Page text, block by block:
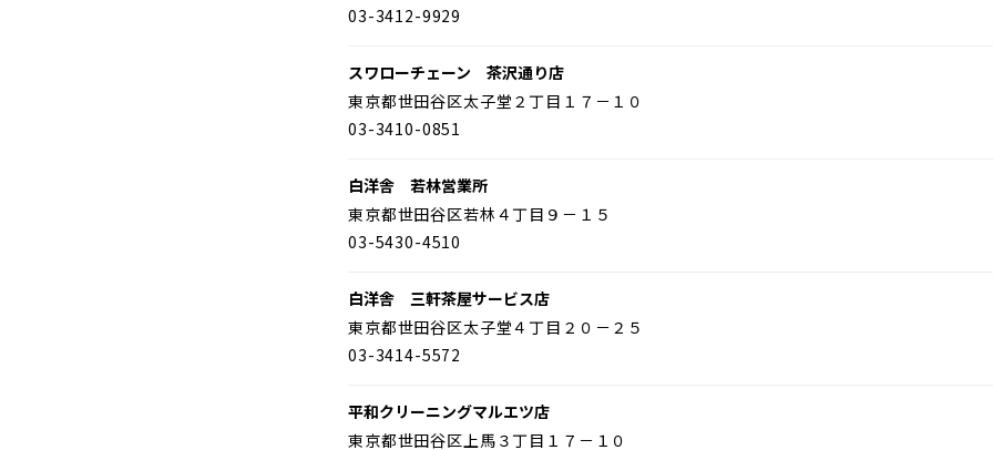
03-3412-9929
スワローチェーン 茶沢通り店
東京都世田谷区太子堂２丁目１７－１０
03-3410-0851
白洋舎 若林営業所
東京都世田谷区若林４丁目９－１５
03-5430-4510
白洋舎 三軒茶屋サービス店
東京都世田谷区太子堂４丁目２０－２５
03-3414-5572
平和クリーニングマルエツ店
東京都世田谷区上馬３丁目１７－１０